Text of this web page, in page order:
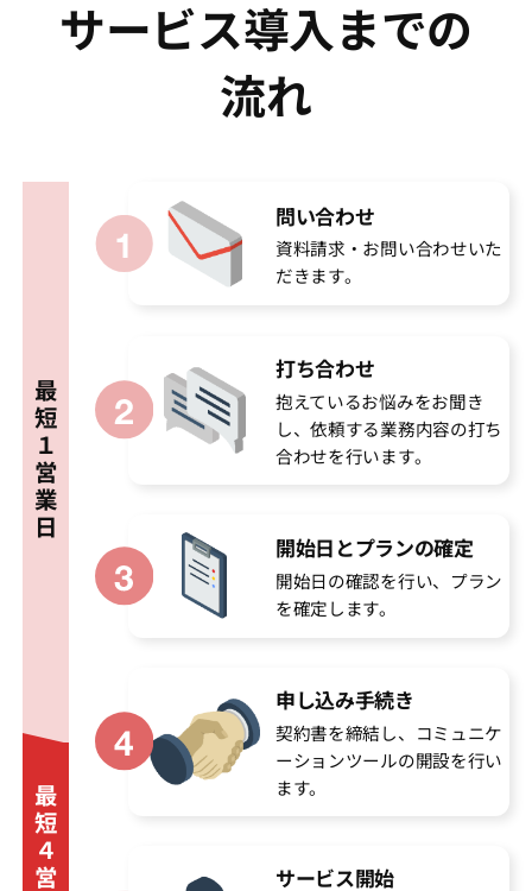
サービス導入までの
流れ
問い合わせ
資料請求・お問い合わせいた
だきます。
打ち合わせ
抱えているお悩みをお聞き
し、依頼する業務内容の打ち
合わせを行います。
開始日とプランの確定
開始日の確認を行い、プラン
を確定します。
申し込み手続き
契約書を締結し、コミュニケ
ーションツールの開設を行い
ます。
サービス開始
最
短
１
営
業
日
最
短
４
営